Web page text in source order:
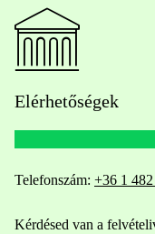
Elérhetőségek
Telefonszám: +36 1
Kérdésed van a